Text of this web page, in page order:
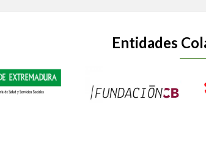
Entidades